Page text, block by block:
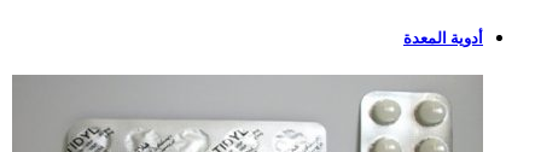
أدوية المعدة